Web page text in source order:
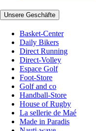
Unsere Geschäfte
Basket-Center
Daily Bikers
Direct Running
Direct-Volley
Espace Golf
Foot-Store
Golf and co
Handball-Store
House of Rugby
La sellerie de Maé
Made in Paradis